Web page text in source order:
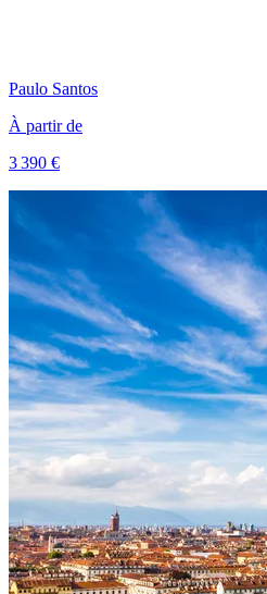
Paulo Santos
À partir de
3 390 €